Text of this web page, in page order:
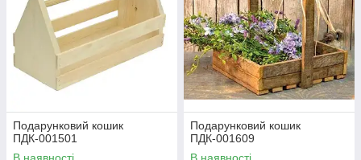
Подарунковий кошик
ПДК-001501
Подарунковий кошик
ПДК-001609